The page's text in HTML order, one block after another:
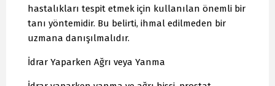
hastalıkları tespit etmek için kullanılan önemli bir
tanı yöntemidir. Bu belirti, ihmal edilmeden bir
uzmana danışılmalıdır.
İdrar Yaparken Ağrı veya Yanma